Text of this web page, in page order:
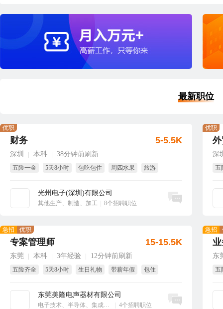
最新职位
财务
深圳 本科 38分钟前刷新
五险一金 5天8小时 包吃包住 周四水果
旅游
光州电子(深圳)有限公司
其他生产、制造、加工 8个招聘职位
优职
5-5.5K
立即沟通
深
五
优职
专案管理师
东莞 本科 3年经验 12分钟前刷新
五险齐全 5天8小时 生日礼物 带薪年假 包住
东莞美隆电声器材有限公司
电子技术、半导体、集成电路 4个招聘职位
急招 优职
15-15.5K
立即沟通
东
五
急招